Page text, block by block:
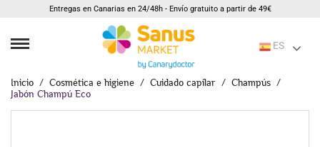
Entregas en Canarias en 24/48h - Envío gratuito a partir de 49€
ES
Inicio Cosmética e higiene Cuidado capilar
Champús
Jabón Champú Eco